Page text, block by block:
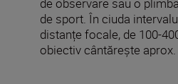
de sport. În ciuda
distanțe focale, de 100-
obiectiv cântărește aprox.